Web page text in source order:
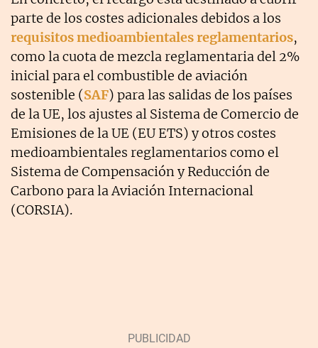
parte de los costes adicionales debidos a los
requisitos medioambientales reglamentarios,
como la cuota de mezcla reglamentaria del 2%
inicial para el combustible de aviación
sostenible (SAF) para las salidas de los países
de la UE, los ajustes al Sistema de Comercio de
Emisiones de la UE (EU ETS) y otros costes
medioambientales reglamentarios como el
Sistema de Compensación y Reducción de
Carbono para la Aviación Internacional
(CORSIA).